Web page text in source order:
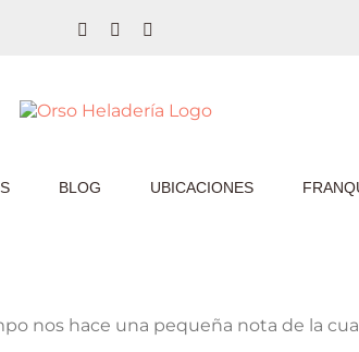
Facebook
Twitter
BLOG UBICACIONES
nos hace una pequeña nota de la